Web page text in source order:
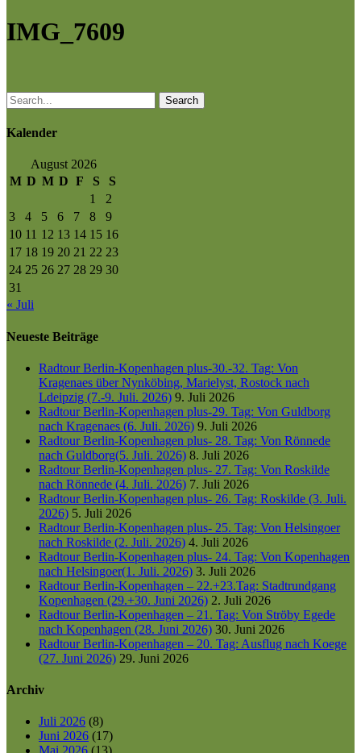
IMG_7609
Search
Kalender
August 2026
M D M D F S
S
1
2
3
4 5 6 7 8
9
10 11 12 13 14 15 16
17 18 19 20 21 22 23
24 25 26 27 28 29 30
31
« Juli
Neueste Beiträge
Radtour Berlin-Kopenhagen plus-30.-32. Tag: Von
Kragenaes über Nynköbing, Marielyst, Rostock nach
Ldeipzig (7.-9. Juli. 2026) 9. Juli 2026
Radtour Berlin-Kopenhagen plus-29. Tag: Von Guldborg
nach Kragenaes (6. Juli. 2026) 9. Juli 2026
Radtour Berlin-Kopenhagen plus- 28. Tag: Von Rönnede
nach Guldborg(5. Juli. 2026) 8. Juli 2026
Radtour Berlin-Kopenhagen plus- 27. Tag: Von Roskilde
nach Rönnede (4. Juli. 2026) 7. Juli 2026
Radtour Berlin-Kopenhagen plus- 26. Tag: Roskilde (3. Juli.
2026) 5. Juli 2026
Radtour Berlin-Kopenhagen plus- 25. Tag: Von Helsingoer
nach Roskilde (2. Juli. 2026) 4. Juli 2026
Radtour Berlin-Kopenhagen plus- 24. Tag: Von Kopenhagen
nach Helsingoer(1. Juli. 2026) 3. Juli 2026
Radtour Berlin-Kopenhagen – 22.+23.Tag: Stadtrundgang
Kopenhagen (29.+30. Juni 2026) 2. Juli 2026
Radtour Berlin-Kopenhagen – 21. Tag: Von Ströby Egede
nach Kopenhagen (28. Juni 2026) 30. Juni 2026
Radtour Berlin-Kopenhagen – 20. Tag: Ausflug nach Koege
(27. Juni 2026) 29. Juni 2026
Archiv
Juli 2026 (8)
Juni 2026 (17)